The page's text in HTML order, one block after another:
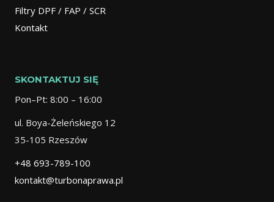
Filtry DPF / FAP / SCR
Kontakt
SKONTAKTUJ SIĘ
Pon–Pt: 8:00 – 16:00
ul. Boya-Żeleńskiego 12
35-105 Rzeszów
+48 693-789-100
kontakt@turbonaprawa.pl